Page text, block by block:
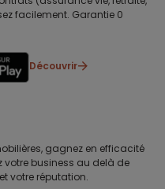
facilement. Garantie 0
Découvrir
gagnez en efficacité
votre business au delà de
votre réputation.